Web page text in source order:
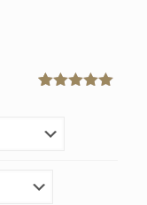
5 en base